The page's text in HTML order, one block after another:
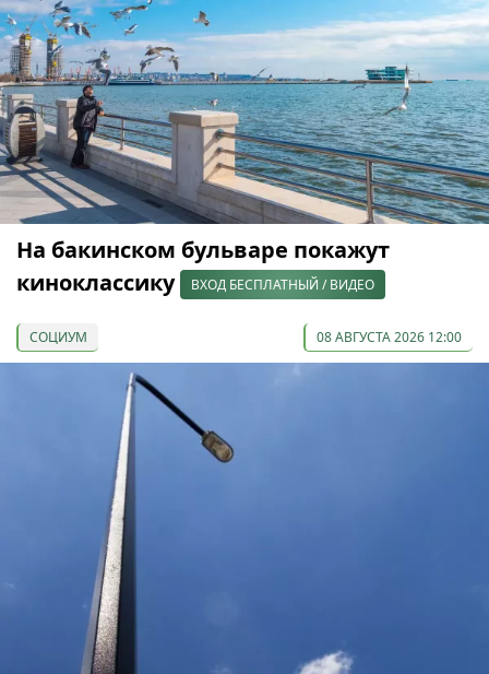
На бакинском бульваре покажут
киноклассику
ВХОД БЕСПЛАТНЫЙ / ВИДЕО
СОЦИУМ 08 АВГУСТА 2026 12:00